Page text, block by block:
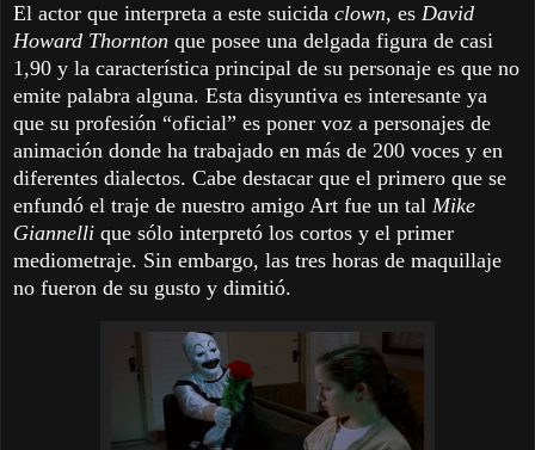
El actor que interpreta a este suicida clown, es David
Howard Thornton que posee una delgada figura de casi
1,90 y la característica principal de su personaje es que no
emite palabra alguna. Esta disyuntiva es interesante ya
que su profesión “oficial” es poner voz a personajes de
animación donde ha trabajado en más de 200 voces y en
diferentes dialectos. Cabe destacar que el primero que se
enfundó el traje de nuestro amigo Art fue un tal Mike
Giannelli que sólo interpretó los cortos y el primer
mediometraje. Sin embargo, las tres horas de maquillaje
no fueron de su gusto y dimitió.